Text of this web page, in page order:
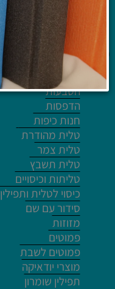
קטלוג
ריקמות
הטבעות
הדפסות
חנות כיפות
טלית מהודרת
טלית צמר
טלית תשבץ
טליתות וכיסויים
כיסוי לטלית ותפילין
סידור עם שם
מזוזות
פמוטים
פמוטים לשבת
מוצרי יודאיקה
תפילין שומרון
לחץ פעמיים לעריכת הטקסט
לחץ פעמיים לעריכת הטקסט